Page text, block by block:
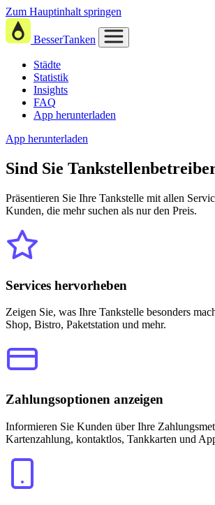
Zum Hauptinhalt springen
BesserTanken
Städte
Statistik
Insights
FAQ
App herunterladen
App herunterladen
Sind Sie
Präsentieren Sie Ihre Tankstelle mit allen
Kunden, die mehr suchen als nur den Preis.
Services hervorheben
Zeigen Sie, was Ihre Tankstelle besonders
Shop, Bistro, Paketstation und mehr.
Zahlungsoptionen anzeigen
Informieren Sie Kunden über Ihre
Kartenzahlung, kontaktlos, Tankkarten und